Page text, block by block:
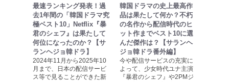
最速ランキング発表！過
去1年間の「韓国ドラマ究
極ベスト10」Netflix『暴
君のシェフ』は果たして
何位になったのか？【サ
ランヘジョ韓ドラ】
2024年11月から2025年10
月まで、日本の配信サービ
ス等で見ることができた新
韓国ドラマの史上最高作
品は果たして何か？不朽
の名作から配信時代のヒ
ット作までベスト10に選
んだ傑作は？【サランヘ
ジョ韓ドラ番外編】
今や配信サービスの充実に
よって、少女時代ユナ主演
『暴君のシェフ』や2PMジ